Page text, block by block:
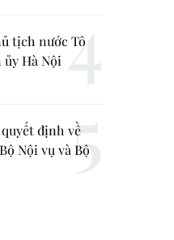
tịch nước Tô
Hà Nội
định về
Nội vụ và Bộ